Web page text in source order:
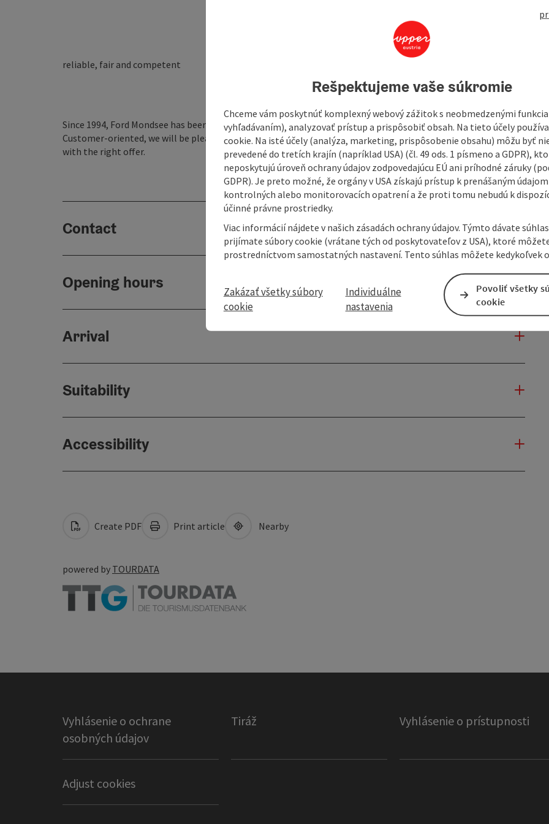
reliable, fair and competent
Since 1994, Ford Mondsee has been present on the market, serving both private and corporate clients.
Customer-oriented, we will be pleased to help you, we will advise you from A to Z and will gladly provide you
with the right offer.​
Contact
Opening hours
Arrival
Suitability
Accessibility
Create PDF Print article Nearby
powered by TOURDATA
Vyhlásenie o ochrane
osobných údajov
Tiráž Vyhlásenie o prístupnosti
Adjust cookies
Rešpektujeme vaše súkromie
Chceme vám poskytnúť komplexný webový zážitok s neobmedzenými
vyhľadávaním), analyzovať prístup a prispôsobiť obsah. Na tieto účely
cookie. Na isté účely (analýza, marketing, prispôsobenie obsahu) môžu byť
prevedené do tretích krajín (napríklad USA) (čl. 49 ods. 1 písmeno a GDPR),
neposkytujú úroveň ochrany údajov zodpovedajúcu EÚ ani príhodné záruky
GDPR). Je preto možné, že orgány v USA získajú prístup k prenášaným
kontrolných alebo monitorovacích opatrení a že proti tomu nebudú k
účinné právne prostriedky.
Viac informácií nájdete v našich zásadách ochrany údajov. Týmto dávate
prijímate súbory cookie (vrátane tých od poskytovateľov z USA), ktoré
prostredníctvom samostatných nastavení. Tento súhlas môžete kedykoľvek
Zakázať všetky súbory
cookie
Individuálne
nastavenia
Povoliť všetky
cookie